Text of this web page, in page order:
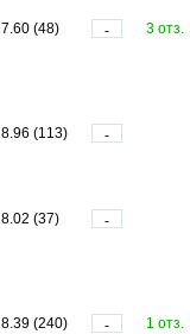
7.60 (48) -
3 отз.
8.96 (113)
-
8.02 (37)
-
8.39 (240) - 1 отз.